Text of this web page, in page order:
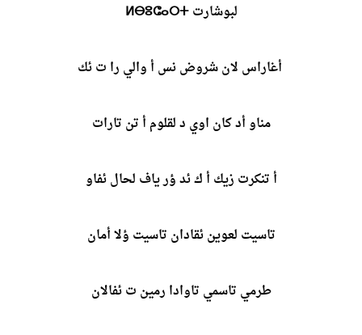
لبوشارت ⵍⴱⵓⵛⴰⵔⵜ
أغاراس لان شروض نس أ والي را ت ئك
مناو أد كان اوي د لقلوم أ تن تارات
أ تنكرت زيك أ ك ئد ؤر ياف لحال ئفاو
تاسيت لعوين ئقادان تاسيت ؤلا أمان
طرمي تاسمي تاوادا رمين ت ئفالان